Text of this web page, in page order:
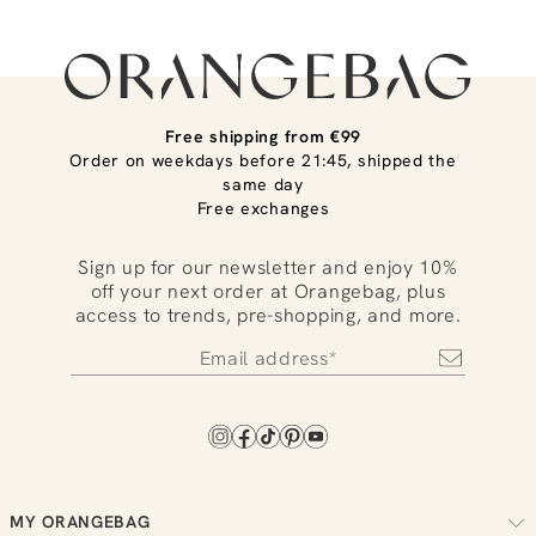
Free shipping from €99
Order on weekdays before 21:45, shipped the
same day
Free exchanges
Sign up for our newsletter and enjoy 10%
off your next order at Orangebag, plus
access to trends, pre-shopping, and more.
MY ORANGEBAG